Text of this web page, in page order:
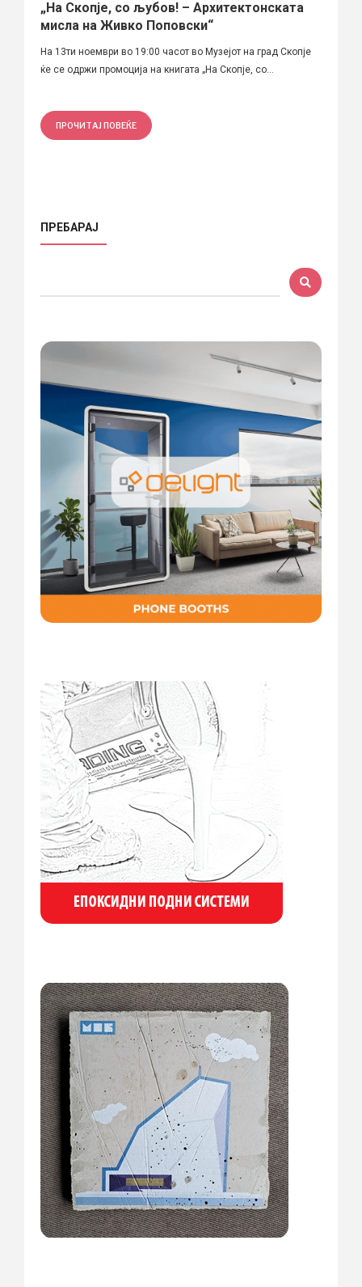
„На Скопје, со љубов! – Архитектонската
мисла на Живко Поповски“
На 13ти ноември во 19:00 часот во Музејот на град Скопје
ќе се одржи промоција на книгата „На Скопје, со...
ПРОЧИТАЈ ПОВЕЌЕ
ПРЕБАРАЈ